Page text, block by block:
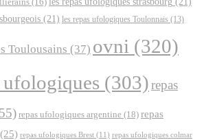
(16)
(21) les repas ufologiques Toulonnais (13)
Toulousains (37) ovni (320)
ufologiques (303)repas
repas ufologiques argentine (18) repas
(25) repas ufologiques Brest (11) repas ufologiques colmar